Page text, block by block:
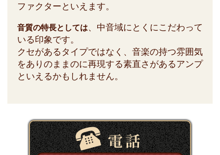
ファクターといえます。
音質の特長としては、中音域にとくにこだわって
いる印象です。
クセがあるタイプではなく、音楽の持つ雰囲気
をありのままのに再現する素直さがあるアンプ
といえるかもしれません。